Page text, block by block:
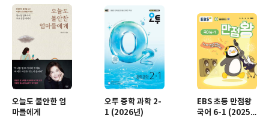
오늘도 불안한 엄
마들에게
오투 중학 과학 2-
1 (2026년)
EBS 초등 만점왕
국어 6-1 (2025